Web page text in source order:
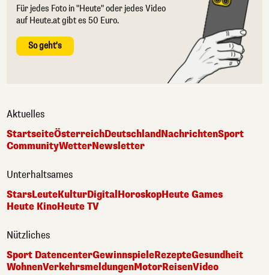
Für jedes Foto in "Heute" oder jedes Video
auf Heute.at gibt es 50 Euro.
So geht's
Aktuelles
StartseiteÖsterreichDeutschlandNachrichtenSport
CommunityWetterNewsletter
Unterhaltsames
StarsLeuteKulturDigital HoroskopHeute Games
Heute KinoHeute TV
Nützliches
Sport DatencenterGewinnspieleRezepteGesundheit
WohnenVerkehrsmeldungenMotorReisenVideo